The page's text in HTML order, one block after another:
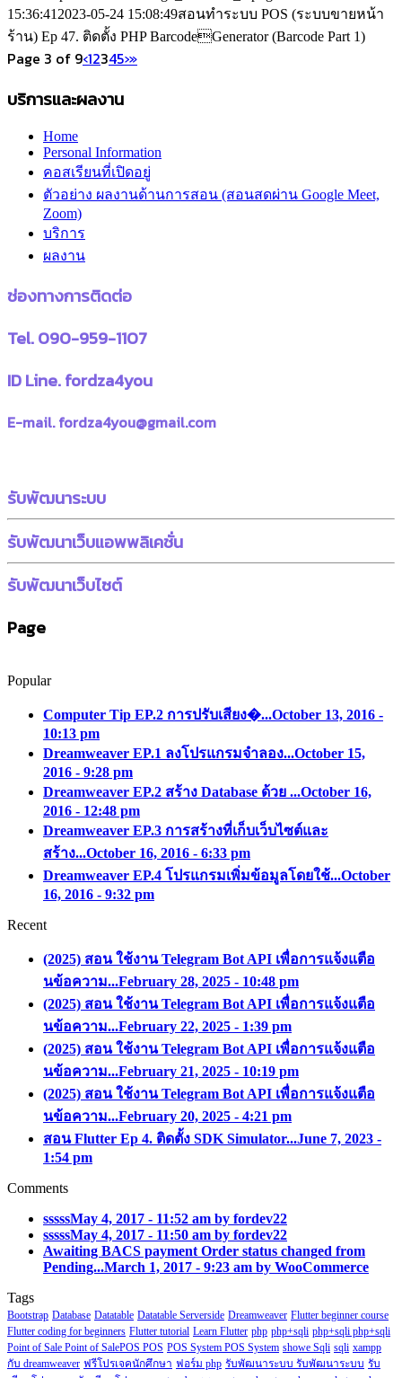
15:36:41 2023-05-24 15:08:49สอนทำระบบ POS (ระบบขายหน้า
ร้าน) Ep 47. ติดตั้ง PHP BarcodeGenerator (Barcode Part 1)
Page 3 of 9‹12345›»
บริการและผลงาน
Home
Personal Information
คอสเรียนที่เปิดอยู่
ตัวอย่าง ผลงานด้านการสอน (สอนสดผ่าน Google Meet,
Zoom)
บริการ
ผลงาน
ช่องทางการติดต่อ
Tel. 090-959-1107
ID Line. fordza4you
E-mail. fordza4you@gmail.com
รับพัฒนาระบบ
รับพัฒนาเว็บแอพพลิเคชั่น
รับพัฒนาเว็บไซต์
Page
Popular
Computer Tip EP.2 การปรับเสียง�...October 13, 2016 -
10:13 pm
Dreamweaver EP.1 ลงโปรแกรมจำลอง...October 15,
2016 - 9:28 pm
Dreamweaver EP.2 สร้าง Database ด้วย ...October 16,
2016 - 12:48 pm
Dreamweaver EP.3 การสร้างที่เก็บเว็บไซต์และ
สร้าง...October 16, 2016 - 6:33 pm
Dreamweaver EP.4 โปรแกรมเพิ่มข้อมูลโดยใช้...October
16, 2016 - 9:32 pm
Recent
(2025) สอน ใช้งาน Telegram Bot API เพื่อการแจ้งแตือ
นข้อความ...February 28, 2025 - 10:48 pm
(2025) สอน ใช้งาน Telegram Bot API เพื่อการแจ้งแตือ
นข้อความ...February 22, 2025 - 1:39 pm
(2025) สอน ใช้งาน Telegram Bot API เพื่อการแจ้งแตือ
นข้อความ...February 21, 2025 - 10:19 pm
(2025) สอน ใช้งาน Telegram Bot API เพื่อการแจ้งแตือ
นข้อความ...February 20, 2025 - 4:21 pm
สอน Flutter Ep 4. ติดตั้ง SDK Simulator...June 7, 2023 -
1:54 pm
Comments
sssssMay 4, 2017 - 11:52 am by fordev22
sssssMay 4, 2017 - 11:50 am by fordev22
Awaiting BACS payment Order status changed from
Pending...March 1, 2017 - 9:23 am by WooCommerce
Tags
Bootstrap Database Datatable Datatable Serverside Dreamweaver Flutter beginner course
Flutter coding for beginners Flutter tutorial Learn Flutter php php+sqli php+sqli php+sqli
Point of Sale Point of SalePOS POS POS System POS System showe Sqli sqli xampp
กับ dreamweaver ฟรีโปรเจคนักศึกษา ฟอร์ม php รับพัฒนาระบบ รับพัฒนาระบบ รับ